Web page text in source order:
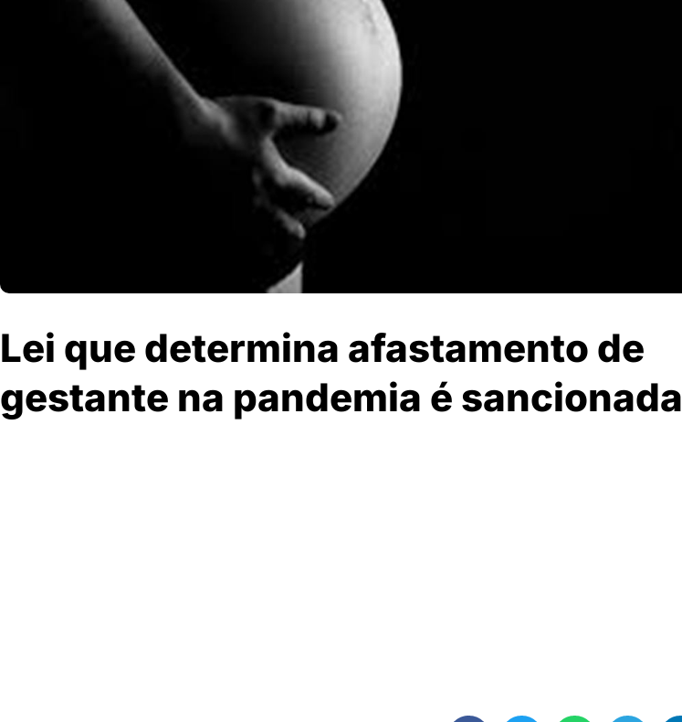
Lei que determina afastamento de
gestante na pandemia é sancionada